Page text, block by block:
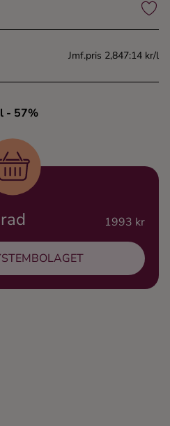
Jmf.pris 2,847:14 kr/l
- 57%
1993 kr